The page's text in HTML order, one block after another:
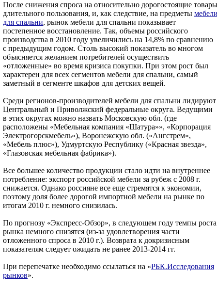
После снижения спроса на относительно дорогостоящие товары
длительного пользования, и, как следствие, на предметы
для спальни, рынок мебели для спальни показывает
постепенное восстановление. Так, объемы российского
производства в 2010 году увеличились на 14,8% по сравнению
с предыдущим годом. Столь высокий показатель во многом
объясняется желанием потребителей осуществить
«отложенные» во время кризиса покупки. При этом рост был
характерен для всех сегментов мебели для спальни, самый
заметный в сегменте шкафов для детских вещей.
Среди регионов-производителей мебели для спальни лидируют
Центральный и Приволжский федеральные округа. Ведущими
в этих округах можно назвать Московскую обл. (где
расположены «Мебельная компания «Шатура»», «Корпорация
Электрогорскмебель»), Воронежскую обл. («Ангстрем»,
«Мебель плюс»), Удмуртскую Республику («Красная звезда»,
«Глазовская мебельная фабрика»).
Все большее количество продукции стало идти на внутреннее
потребление: экспорт российской мебели за рубеж с 2008 г.
снижается. Однако россияне все еще стремятся к экономии,
поэтому доля более дорогой импортной мебели на рынке по
итогам 2010 г. немного снизилась.
По прогнозу «Экспресс-Обзор», в следующем году темпы роста
рынка немного снизятся (из-за удовлетворения части
отложенного спроса в 2010 г.). Возврата к докризисным
показателям следует ожидать не ранее 2013-2014 гг.
При перепечатке необходимо ссылаться на «РБК.Исследования
рынков».